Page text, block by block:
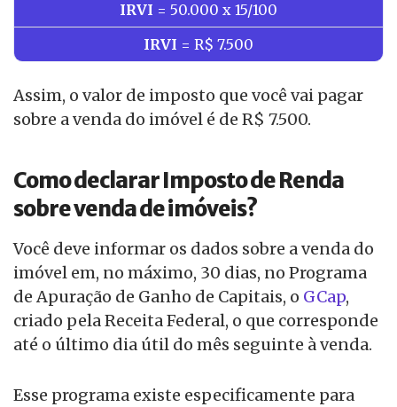
IRVI = 50.000 x 15/100
IRVI = R$ 7.500
Assim, o valor de imposto que você vai pagar
sobre a venda do imóvel é de R$ 7.500.
Como declarar Imposto de Renda
sobre venda de imóveis?
Você deve informar os dados sobre a venda do
imóvel em, no máximo, 30 dias, no Programa
de Apuração de Ganho de Capitais, o GCap,
criado pela Receita Federal, o que corresponde
até o último dia útil do mês seguinte à venda.
Esse programa existe especificamente para